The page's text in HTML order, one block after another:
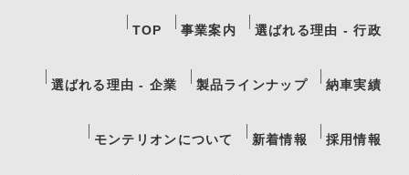
TOP 事業案内 選ばれる理由 - 行政
選ばれる理由 - 企業 製品ラインナップ 納車実績
モンテリオンについて 新着情報 採用情報